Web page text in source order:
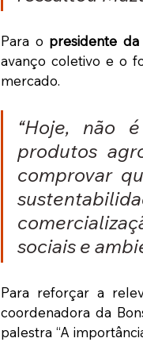
Para o presidente
avanço coletivo e o
mercado.
“Hoje, não
produtos
comprovar
sociais e
Para reforçar a
coordenadora da
palestra “A